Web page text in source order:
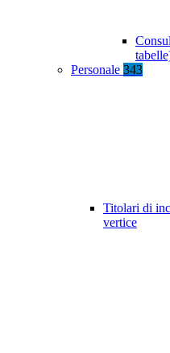
Personale 343
Titolari di
vertice